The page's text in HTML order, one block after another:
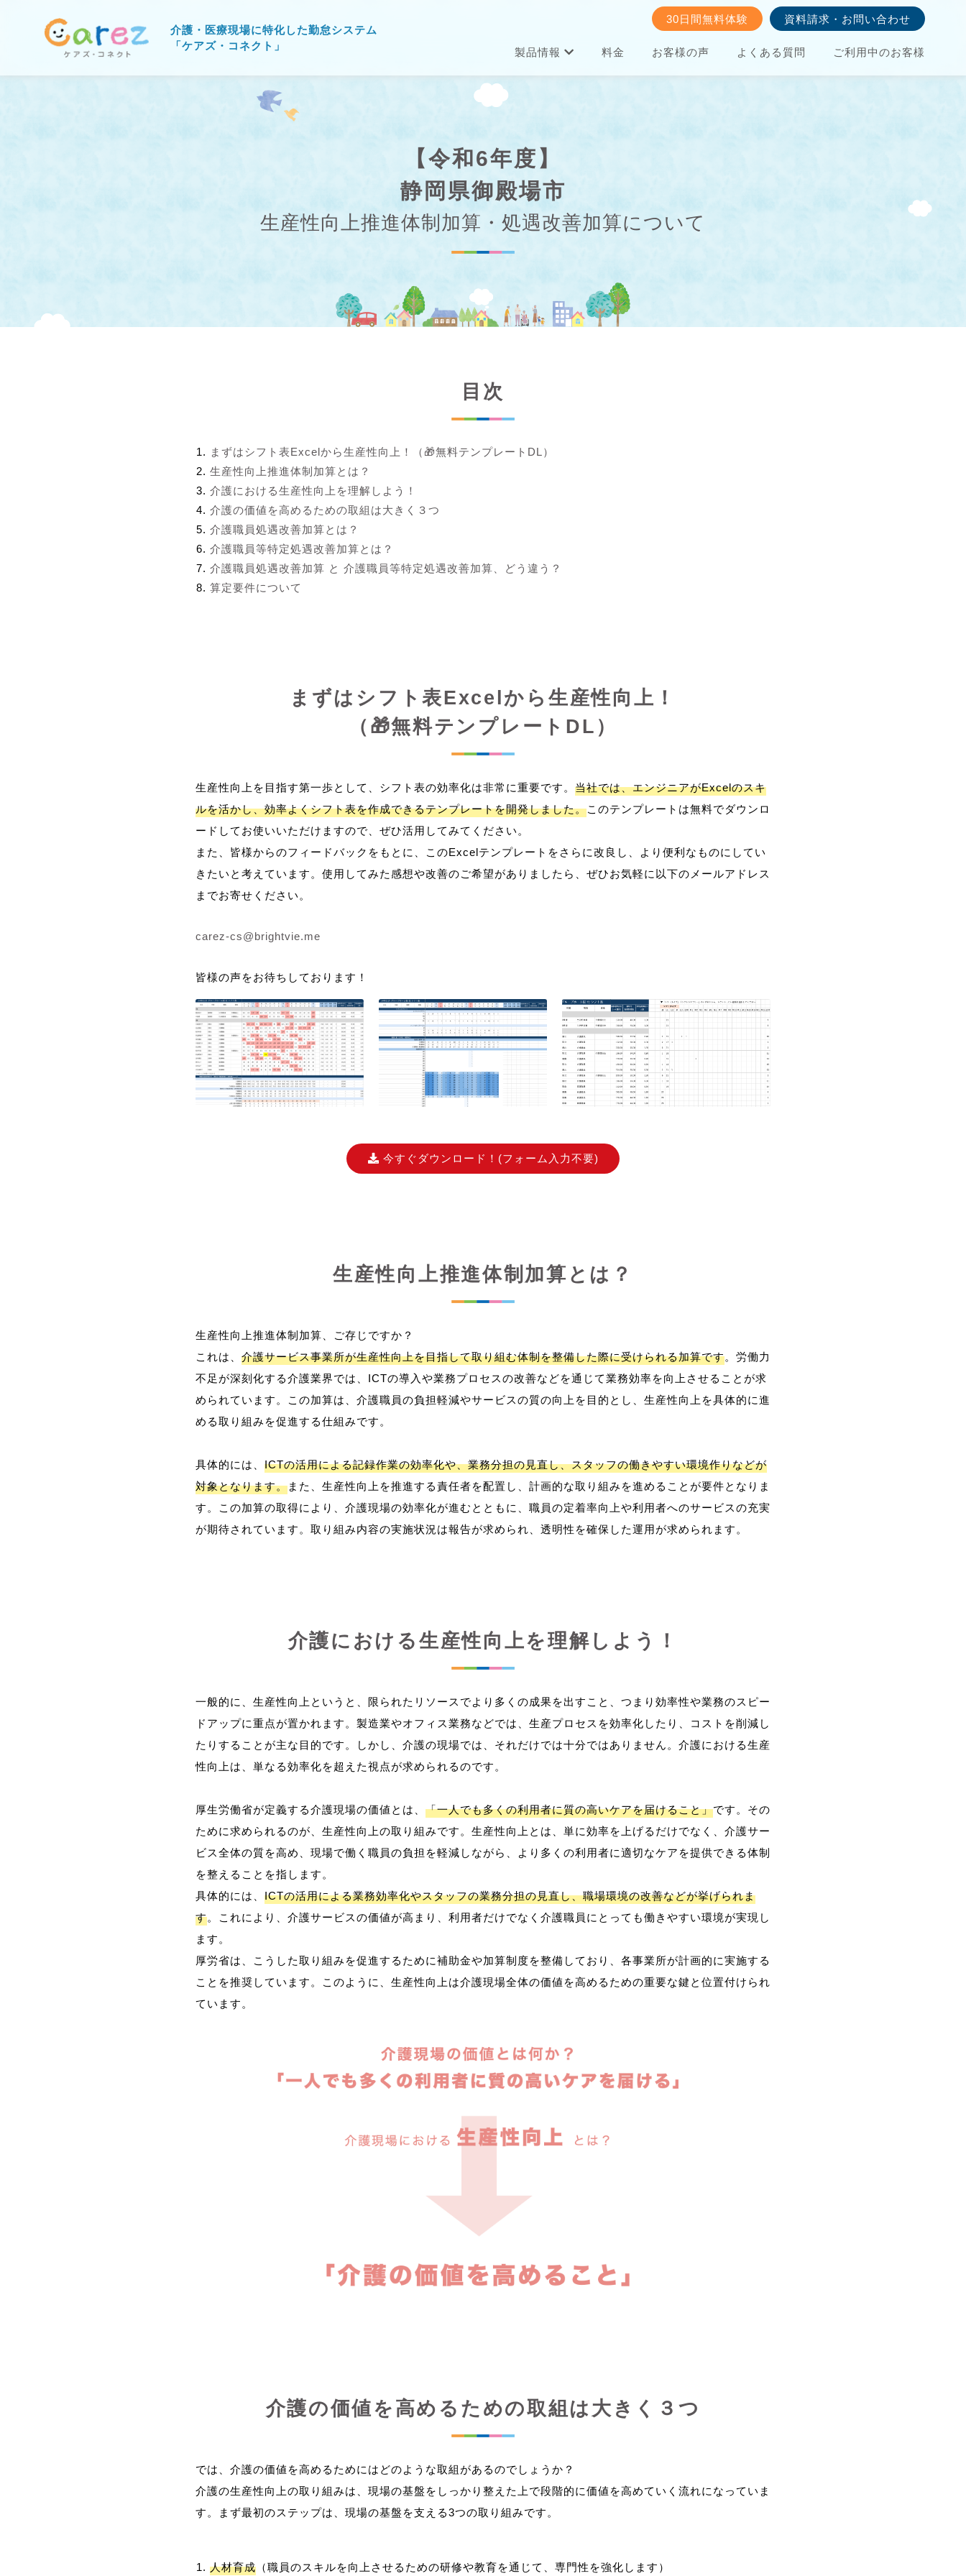
介護・医療現場に特化した勤怠システム
「ケアズ・コネクト」
製品情報 料金 お客様の声 よくある質問 ご利用中のお客様
30日間無料体験 資料請求・お問い合わせ
【令和6年度】
静岡県御殿場市
生産性向上推進体制加算・処遇改善加算について
目次
まずはシフト表Excelから生産性向上！（🎁無料テンプレートDL）
生産性向上推進体制加算とは？
介護における生産性向上を理解しよう！
介護の価値を高めるための取組は大きく３つ
介護職員処遇改善加算とは？
介護職員等特定処遇改善加算とは？
介護職員処遇改善加算 と 介護職員等特定処遇改善加算、どう違う？
算定要件について
まずはシフト表Excelから生産性向上！
（🎁無料テンプレートDL）
生産性向上を目指す第一歩として、シフト表の効率化は非常に重要です。 当社では、エンジニアがExcelのスキ
ルを活かし、効率よくシフト表を作成できるテンプレートを開発しました。このテンプレートは無料でダウンロ
ードしてお使いいただけますので、ぜひ活用してみてください。
また、皆様からのフィードバックをもとに、このExcelテンプレートをさらに改良し、より便利なものにしてい
きたいと考えています。使用してみた感想や改善のご希望がありましたら、ぜひお気軽に以下のメールアドレス
までお寄せください。
carez-cs@brightvie.me
皆様の声をお待ちしております！
今すぐダウンロード！ (フォーム入力不要)
生産性向上推進体制加算とは？
生産性向上推進体制加算、ご存じですか？
これは、 介護サービス事業所が生産性向上を目指して取り組む体制を整備した際に受けられる加算です。労働力
不足が深刻化する介護業界では、ICTの導入や業務プロセスの改善などを通じて業務効率を向上させることが求
められています。この加算は、介護職員の負担軽減やサービスの質の向上を目的とし、生産性向上を具体的に進
める取り組みを促進する仕組みです。
具体的には、 ICTの活用による記録作業の効率化や、業務分担の見直し、スタッフの働きやすい環境作りなどが
対象となります。また、生産性向上を推進する責任者を配置し、計画的な取り組みを進めることが要件となりま
す。この加算の取得により、介護現場の効率化が進むとともに、職員の定着率向上や利用者へのサービスの充実
介護における生産性向上を理解しよう！
一般的に、生産性向上というと、限られたリソースでより多くの成果を出すこと、つまり効率性や業務のスピー
ドアップに重点が置かれます。製造業やオフィス業務などでは、生産プロセスを効率化したり、コストを削減し
たりすることが主な目的です。しかし、介護の現場では、それだけでは十分ではありません。介護における生産
性向上は、単なる効率化を超えた視点が求められるのです。
厚生労働省が定義する介護現場の価値とは、 「一人でも多くの利用者に質の高いケアを届けること」です。その
ために求められるのが、生産性向上の取り組みです。生産性向上とは、単に効率を上げるだけでなく、介護サー
ビス全体の質を高め、現場で働く職員の負担を軽減しながら、より多くの利用者に適切なケアを提供できる体制
を整えることを指します。
具体的には、 ICTの活用による業務効率化やスタッフの業務分担の見直し、職場環境の改善などが挙げられま
す。これにより、介護サービスの価値が高まり、利用者だけでなく介護職員にとっても働きやすい環境が実現し
ます。
厚労省は、こうした取り組みを促進するために補助金や加算制度を整備しており、各事業所が計画的に実施する
ことを推奨しています。このように、生産性向上は介護現場全体の価値を高めるための重要な鍵と位置付けられ
介護の価値を高めるための取組は大きく３つ
では、介護の価値を高めるためにはどのような取組があるのでしょうか？
介護の生産性向上の取り組みは、現場の基盤をしっかり整えた上で段階的に価値を高めていく流れになっていま
人材育成 （職員のスキルを向上させるための研修や教育を通じて、専門性を強化します）